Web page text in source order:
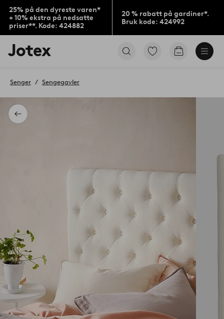
25% på den dyreste varen*
+ 10% ekstra på nedsatte
priser**. Kode: 424882
20 % rabatt på gardiner*.
Bruk kode: 424992
Jotex’
logo
til
Gå
Gå
Tilbake
Senger Sengegavler